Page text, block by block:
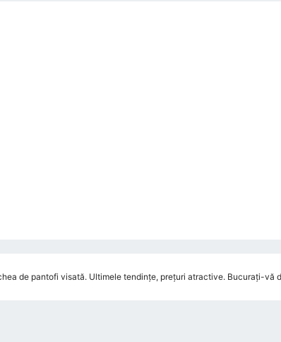
de pantofi visată. Ultimele tendințe, prețuri atractive. Bucurați-vă